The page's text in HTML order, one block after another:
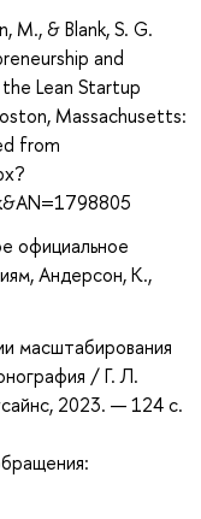
M., & Blank, S. G.
and
Lean Startup
Massachusetts:
from
официальное
Андерсон, К.,
масштабирования
/ Г. Л.
2023. — 124 с.